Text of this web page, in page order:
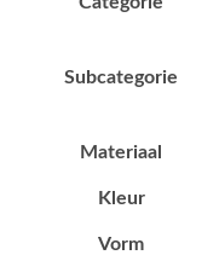
Subcategorie
Materiaal
Kleur
Vorm